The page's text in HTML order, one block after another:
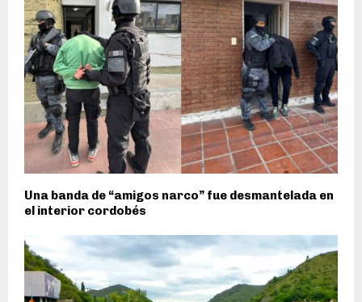
Una banda de “amigos narco” fue desmantelada en
el interior cordobés